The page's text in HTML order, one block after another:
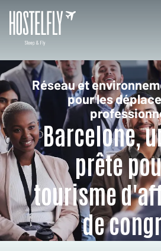
Réseau et
pour les
Barcelone,
prête
tourisme
de